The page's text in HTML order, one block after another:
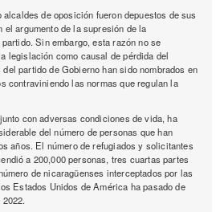
de oposición fueron depuestos de sus
el argumento de la supresión de la
Sin embargo, esta razón no se
legislación como causal de pérdida del
partido de Gobierno han sido nombrados en
contraviniendo las normas que regulan la
con adversas condiciones de vida, ha
del número de personas que han
años. El número de refugiados y solicitantes
a 200,000 personas, tres cuartas partes
de nicaragüenses interceptados por las
Estados Unidos de América ha pasado de